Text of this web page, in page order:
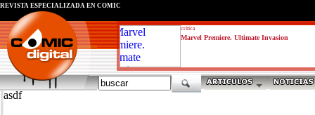
critica
Marvel Premiere. Ultimate Invasion
REVISTA ESPECIALIZADA EN CÓMIC
asdf